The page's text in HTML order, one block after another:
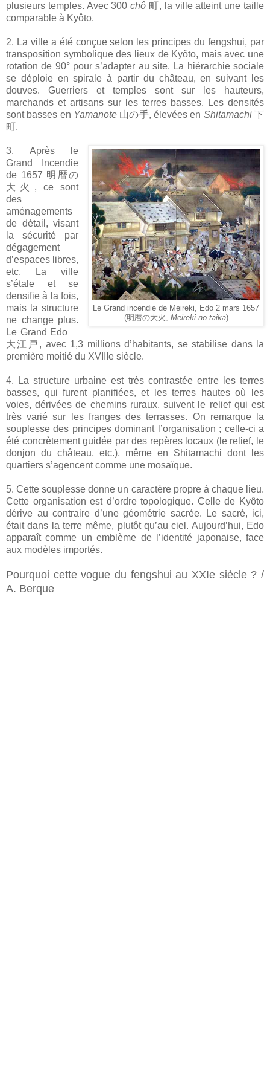
plusieurs temples. Avec 300chô 町, la ville atteint une taille
comparable à Kyôto.
2. La ville a été conçue selon les principes du fengshui, par
transposition symbolique des lieux de Kyôto, mais avec une
rotation de 90° pour s’adapter au site. La hiérarchie sociale
se déploie en spirale à partir du château, en suivant les
douves. Guerriers et temples sont sur les hauteurs,
marchands et artisans sur les terres basses. Les densités
sont basses en Yamanote 山の手, élevées en Shitamachi下
町.
Le Grand incendie de Meireki, Edo 2 mars 1657
(明暦の大火, Meireki no taika)
3. Après le
Grand Incendie
de 1657 明暦の
大火, ce sont
des
aménagements
de détail, visant
la sécurité par
dégagement
d’espaces libres,
etc. La ville
s’étale et se
densifie à la fois,
mais la structure
ne change plus.
Le Grand Edo
大江戸, avec 1,3 millions d’habitants, se stabilise dans la
première moitié du XVIIIe siècle.
4. La structure urbaine est très contrastée entre les terres
basses, qui furent planifiées, et les terres hautes où les
voies, dérivées de chemins ruraux, suivent le relief qui est
très varié sur les franges des terrasses. On remarque la
souplesse des principes dominant l’organisation ; celle-ci a
été concrètement guidée par des repères locaux (le relief, le
donjon du château, etc.), même en Shitamachi dont les
quartiers s’agencent comme une mosaïque.
5. Cette souplesse donne un caractère propre à chaque lieu.
Cette organisation est d’ordre topologique. Celle de Kyôto
dérive au contraire d’une géométrie sacrée. Le sacré, ici,
était dans la terre même, plutôt qu’au ciel. Aujourd’hui, Edo
apparaît comme un emblème de l’identité japonaise, face
aux modèles importés.
Pourquoi cette vogue du fengshui au XXIe siècle ? /
A. Berque